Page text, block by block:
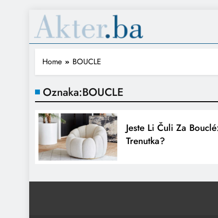
Home BOUCLE
Oznaka:BOUCLE
Jeste Li Čuli Za
Trenutka?